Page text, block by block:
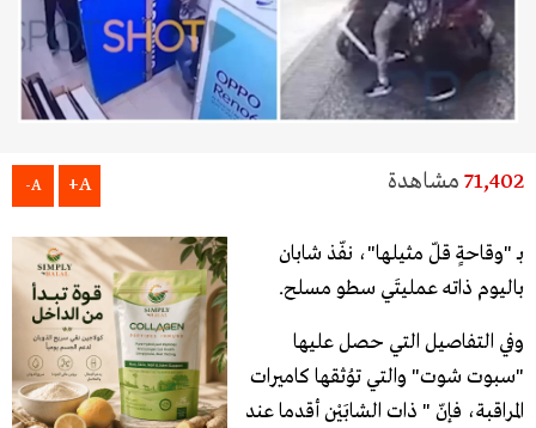
71,402 مشاهدة A+
A-
بـ "وقاحةٍ قلّ مثيلها"، نفّذ شابان
باليوم ذاته عمليتَي سطو مسلح.
وفي التفاصيل التي حصل عليها
"سبوت شوت" والتي توُثقها كاميرات
المراقبة، فإنّ " ذات الشابَيْن أقدما عند